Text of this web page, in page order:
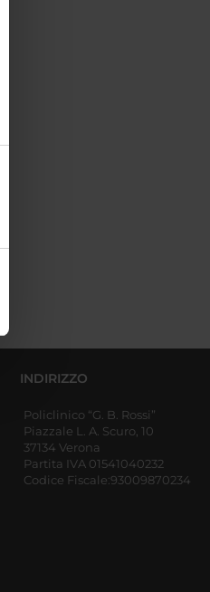
INDIRIZZO
Policlinico “G. B. Rossi”
Piazzale L. A. Scuro, 10
37134 Verona
Partita IVA 01541040232
Codice Fiscale:93009870234